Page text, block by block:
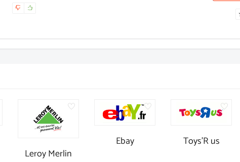
Leroy Merlin
Ebay Toys'R us